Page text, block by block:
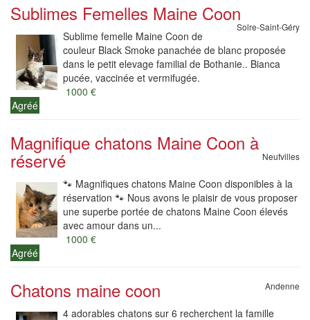
Sublimes Femelles Maine Coon
Solre-Saint-Géry
Sublime femelle Maine Coon de
couleur Black Smoke panachée de blanc proposée
dans le petit elevage familial de Bothanie.. Bianca
pucée, vaccinée et vermifugée.
1000 €
Agréé
Magnifique chatons Maine Coon à
réservé Neufvilles
🐾 Magnifiques chatons Maine Coon disponibles à la
réservation 🐾 Nous avons le plaisir de vous proposer
une superbe portée de chatons Maine Coon élevés
avec amour dans un...
1000 €
Agréé
Chatons maine coon Andenne
4 adorables chatons sur 6 recherchent la famille